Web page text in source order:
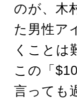
のが、木
た男性ア
くことは
この「
言っても